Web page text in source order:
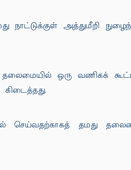
அத்துமீறி
ஒரு வணிகக்
செய்வதற்காகத் தமது